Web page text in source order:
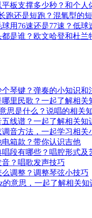
平板支撑多少秒？和个人
跑还是短跑？混氧型的
用76速还是77速？低球
是谁？欧文哈登和杜兰
琴键？弹奏的小知识和
哪里民歌？一起了解相关
思是什么？说唱的相关
线谱？一起了解相关知
音方法，一起学习相关
箱款？带你认识吉他
段有哪些？唱腔形式及
？唱歌发声技巧
调整？调整琴弦小技巧
的意思，一起了解相关知